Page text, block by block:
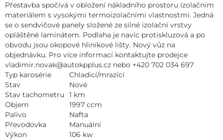
Přestavba spočívá v obložení nákladního prostoru izolačním
materiálem s vysokými termoizolačními vlastnostmi. Jedná
se o sendvičové panely složené ze silné izolační vrstvy
opláštěné laminátem. Podlaha je navíc protiskluzová a po
obvodu jsou okopové hliníkové lišty. Nový vůz na
objednávku. Pro více informací kontaktujte prodejce
vladimir.novak@autokpplus.cz nebo +420 702 034 697
Typ karosérie
Chladicí/mrazící
Stav
Nové
Stav tachometru
1 km
Objem
1997 ccm
Palivo
Nafta
Převodovka
Manuální
Výkon
106 kw